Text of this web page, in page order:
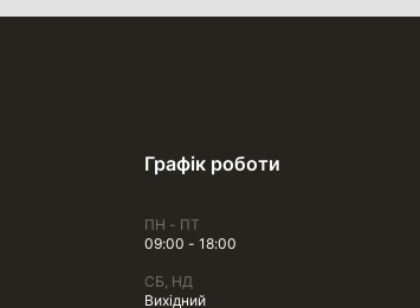
Графік роботи
ПН - ПТ
09:00 - 18:00
СБ, НД
Вихідний